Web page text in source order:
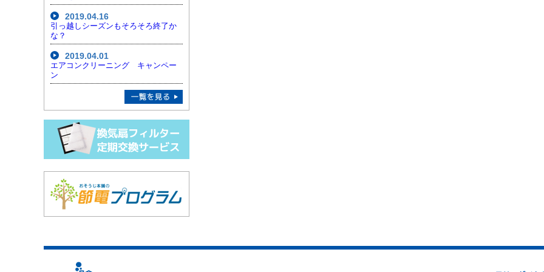
2019.04.16
引っ越しシーズンもそろそろ終了か
な？
2019.04.01
エアコンクリーニング キャンペー
ン